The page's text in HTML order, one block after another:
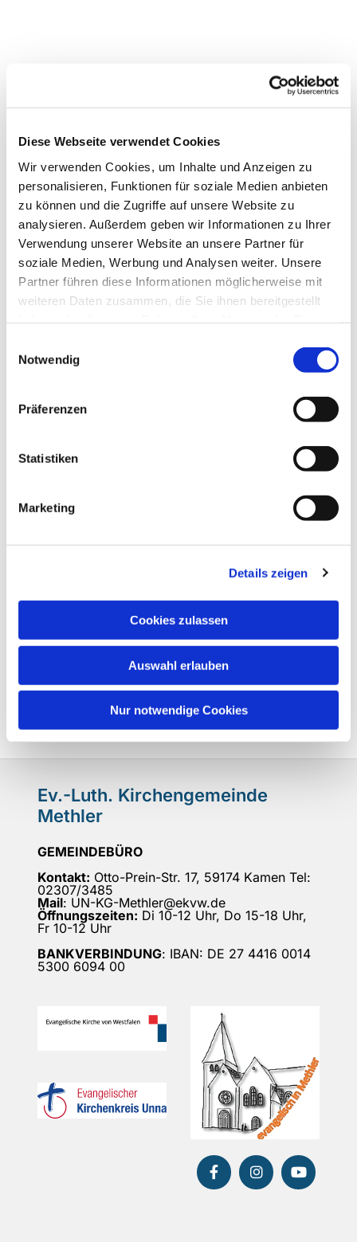
Diese Webseite verwendet Cookies
Wir verwenden Cookies, um Inhalte und Anzeigen zu
personalisieren, Funktionen für soziale Medien anbieten
zu können und die Zugriffe auf unsere Website zu
analysieren. Außerdem geben wir Informationen zu Ihrer
Verwendung unserer Website an unsere Partner für
soziale Medien, Werbung und Analysen weiter. Unsere
Partner führen diese Informationen möglicherweise mit
weiteren Daten zusammen, die Sie ihnen bereitgestellt
Notwendig
Präferenzen
Statistiken
Marketing
Details zeigen
Cookies zulassen
Auswahl erlauben
Nur notwendige Cookies
Dies könnte Sie auch
interessieren
Ev.-Luth. Kirchengemeinde
Methler
GEMEINDEBÜRO
Kontakt: Otto-Prein-Str. 17, 59174 Kamen Tel:
02307/3485
Mail: UN-KG-Methler@ekvw.de
Öffnungszeiten: Di 10-12 Uhr, Do 15-18 Uhr,
Fr 10-12 Uhr
BANKVERBINDUNG: IBAN: DE 27 4416 0014
5300 6094 00